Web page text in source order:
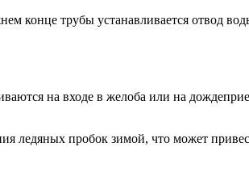
конце трубы устанавливается отвод
на входе в желоба или на
ледяных пробок зимой, что может